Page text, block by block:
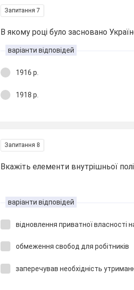
Запитання 7
В якому році було засновано
варіанти відповідей
1916 р.
1918 р.
Запитання 8
Вкажіть елементи внутрішньої
варіанти відповідей
відновлення приватної власності
обмеження свобод для робітників
заперечував необхідність